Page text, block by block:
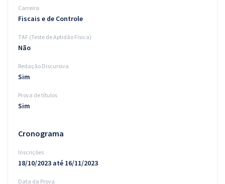
Carreira
Fiscais e de Controle
TAF (Teste de Aptidão Física)
Não
Redação Discursiva
Sim
Prova de títulos
Sim
Cronograma
Inscrições
18/10/2023 até 16/11/2023
Data da Prova